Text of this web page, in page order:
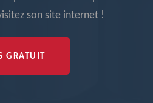
son site internet !
GRATUIT